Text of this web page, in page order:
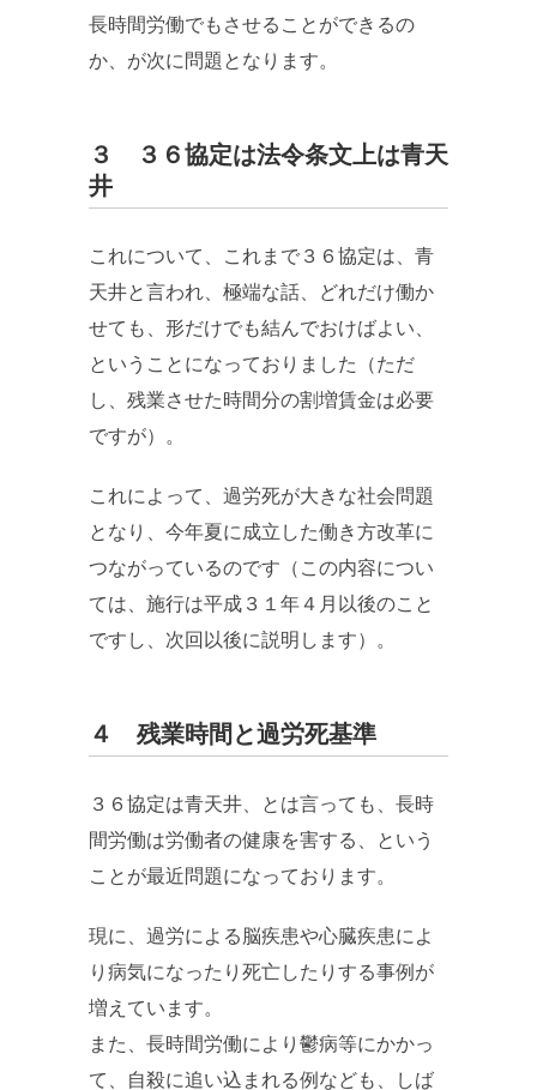
長時間労働でもさせることができるの
か、が次に問題となります。
３ ３６協定は法令条文上は青天
井
これについて、これまで３６協定は、青
天井と言われ、極端な話、どれだけ働か
せても、形だけでも結んでおけばよい、
ということになっておりました（ただ
し、残業させた時間分の割増賃金は必要
ですが）。
これによって、過労死が大きな社会問題
となり、今年夏に成立した働き方改革に
つながっているのです（この内容につい
ては、施行は平成３１年４月以後のこと
ですし、次回以後に説明します）。
４ 残業時間と過労死基準
３６協定は青天井、とは言っても、長時
間労働は労働者の健康を害する、という
ことが最近問題になっております。
現に、過労による脳疾患や心臓疾患によ
り病気になったり死亡したりする事例が
増えています。
また、長時間労働により鬱病等にかかっ
て、自殺に追い込まれる例なども、しば